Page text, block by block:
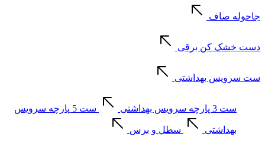
جاحوله صاف
دست خشک کن برقی
ست سرویس بهداشتی
ست 3 پارچه سرویس بهداشتی ست 5 پارچه سرویس
بهداشتی سطل و برس